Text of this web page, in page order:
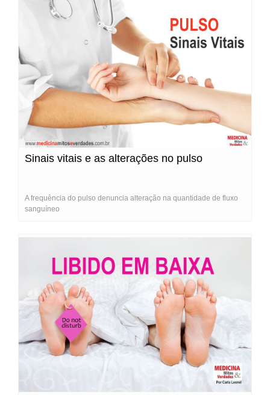
Sinais vitais e as alterações no pulso
A frequência do pulso denuncia alteração na quantidade de fluxo
sanguíneo